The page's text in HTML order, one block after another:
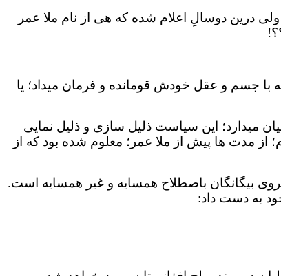
درین دوسالِ اعلام شده که هی از نام ملا عمر
قبل نیز؛ مرده باشد؛ مهم این است که با جسم و عقل خودش قومانده و فرمان میداد؛ یا
میدارد؛ این سیاست ذلیل سازی و ذلیل نمایی
از مدت ها پیش از ملا عمر؛ معلوم شده بود که از
بیگانگان باصطلاح همسایه و غیر همسایه است.
به دست داد: